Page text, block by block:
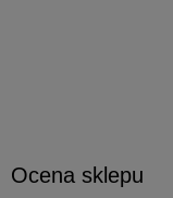
Ocena sklepu